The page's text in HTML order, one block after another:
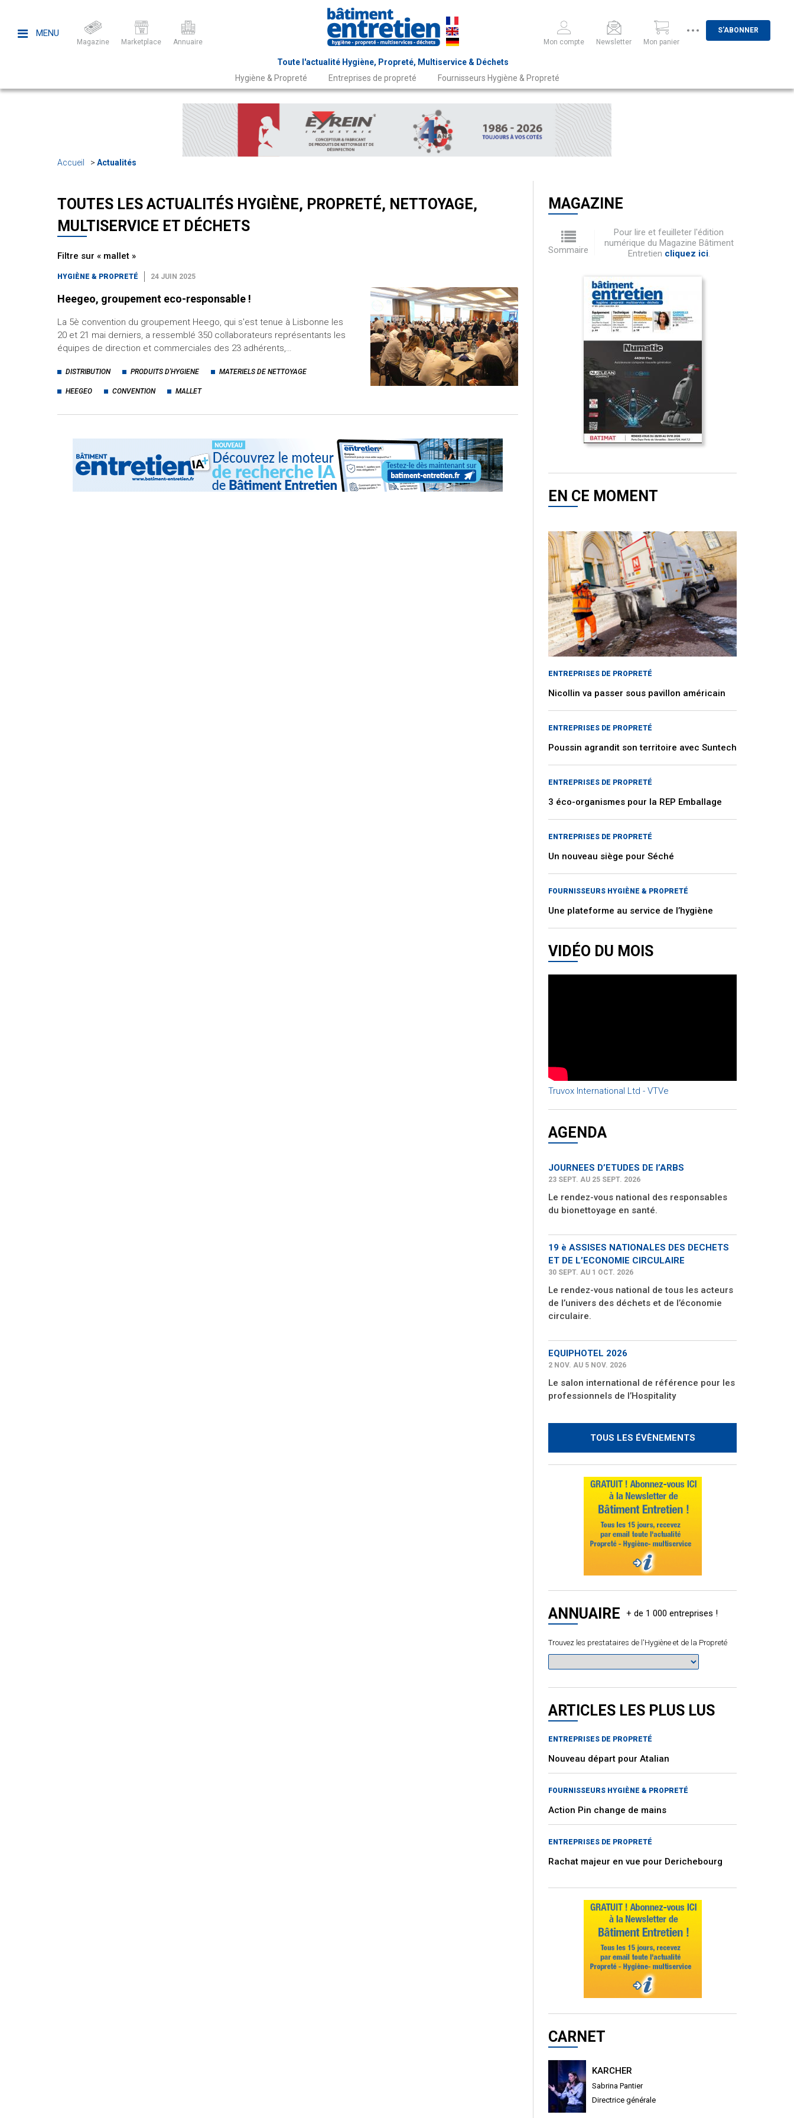
MENU
Magazine Marketplace Annuaire
Toute l'actualité Hygiène, Propreté, Multiservice & Déchets
Mon compte Newsletter Mon panier
S'ABONNER
Hygiène & Propreté Entreprises de propreté Fournisseurs Hygiène & Propreté
Accueil Actualités
TOUTES LES ACTUALITÉS HYGIÈNE, PROPRETÉ, NETTOYAGE,
MULTISERVICE ET DÉCHETS
Filtre sur « mallet »
HYGIÈNE & PROPRETÉ 24 JUIN 2025
Heegeo, groupement eco-responsable !
La 5è convention du groupement Heego, qui s'est tenue à Lisbonne les
20 et 21 mai derniers, a ressemblé 350 collaborateurs représentants les
équipes de direction et commerciales des 23 adhérents,…
DISTRIBUTION PRODUITS D'HYGIENE MATERIELS DE NETTOYAGE
HEEGEO CONVENTION MALLET
MAGAZINE
Sommaire
Pour lire et feuilleter l'édition
numérique du Magazine Bâtiment
Entretien cliquez ici.
EN CE MOMENT
ENTREPRISES DE PROPRETÉ
Nicollin va passer sous pavillon américain
ENTREPRISES DE PROPRETÉ
Poussin agrandit son territoire avec Suntech
ENTREPRISES DE PROPRETÉ
3 éco-organismes pour la REP Emballage
ENTREPRISES DE PROPRETÉ
Un nouveau siège pour Séché
FOURNISSEURS HYGIÈNE & PROPRETÉ
Une plateforme au service de l’hygiène
VIDÉO DU MOIS
Truvox International Ltd - VTVe
AGENDA
JOURNEES D’ETUDES DE l’ARBS
23 SEPT. AU 25 SEPT. 2026
Le rendez-vous national des responsables
du bionettoyage en santé.
19 è ASSISES NATIONALES DES DECHETS
ET DE L’ECONOMIE CIRCULAIRE
30 SEPT. AU 1 OCT. 2026
Le rendez-vous national de tous les acteurs
de l’univers des déchets et de l’économie
circulaire.
EQUIPHOTEL 2026
2 NOV. AU 5 NOV. 2026
Le salon international de référence pour les
professionnels de l’Hospitality
TOUS LES ÉVÈNEMENTS
ANNUAIRE
Trouvez les prestataires de l'Hygiène et de la Propreté
ARTICLES LES PLUS LUS
ENTREPRISES DE PROPRETÉ
Nouveau départ pour Atalian
FOURNISSEURS HYGIÈNE & PROPRETÉ
Action Pin change de mains
ENTREPRISES DE PROPRETÉ
Rachat majeur en vue pour Derichebourg
CARNET
KARCHER
Sabrina Pantier
Directrice générale